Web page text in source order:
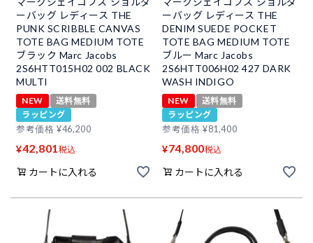
ーバッグ レディース THE
PUNK SCRIBBLE CANVAS
TOTE BAG MEDIUM TOTE
ブラック Marc Jacobs
2S6HTT015H02 002 BLACK
MULTI
NEW
送料無料
ラッピング
参考価格 ¥46,200
¥42,801 税込
カートに入れる
ーバッグ レディース THE
DENIM SUEDE POCKET
TOTE BAG MEDIUM TOTE
ブルー Marc Jacobs
2S6HTT006H02 427 DARK
WASH INDIGO
NEW
送料無料
ラッピング
参考価格 ¥81,400
¥74,800税込
カートに入れる